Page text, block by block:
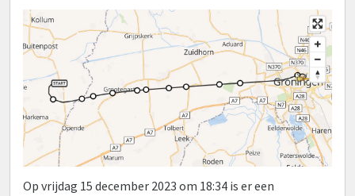
Op vrijdag 15 december 2023 om 18:34 is er een